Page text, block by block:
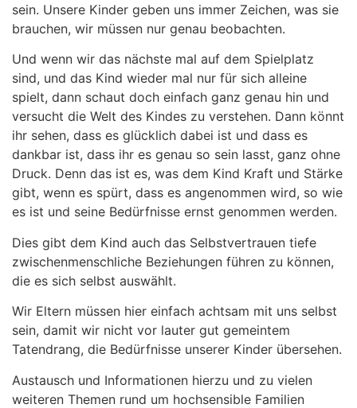
sein. Unsere Kinder geben uns immer Zeichen, was sie
brauchen, wir müssen nur genau beobachten.
Und wenn wir das nächste mal auf dem Spielplatz
sind, und das Kind wieder mal nur für sich alleine
spielt, dann schaut doch einfach ganz genau hin und
versucht die Welt des Kindes zu verstehen. Dann könnt
ihr sehen, dass es glücklich dabei ist und dass es
dankbar ist, dass ihr es genau so sein lasst, ganz ohne
Druck. Denn das ist es, was dem Kind Kraft und Stärke
gibt, wenn es spürt, dass es angenommen wird, so wie
es ist und seine Bedürfnisse ernst genommen werden.
Dies gibt dem Kind auch das Selbstvertrauen tiefe
zwischenmenschliche Beziehungen führen zu können,
die es sich selbst auswählt.
Wir Eltern müssen hier einfach achtsam mit uns selbst
sein, damit wir nicht vor lauter gut gemeintem
Tatendrang, die Bedürfnisse unserer Kinder übersehen.
Austausch und Informationen hierzu und zu vielen
weiteren Themen rund um hochsensible Familien